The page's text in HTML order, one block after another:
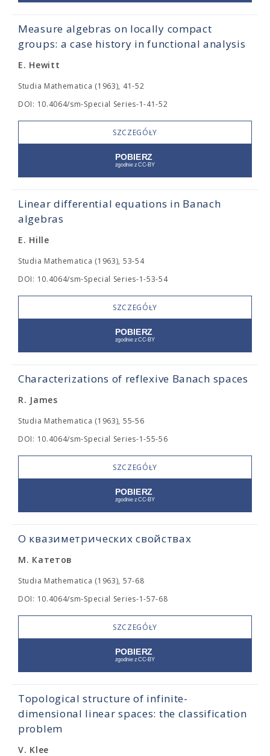
Measure algebras on locally compact
groups: a case history in functional analysis
E. Hewitt
Studia Mathematica (1963), 41-52
DOI: 10.4064/sm-Special Series-1-41-52
SZCZEGÓŁY
Linear differential equations in Banach
algebras
E. Hille
Studia Mathematica (1963), 53-54
DOI: 10.4064/sm-Special Series-1-53-54
SZCZEGÓŁY
Characterizations of reflexive Banach spaces
R. James
Studia Mathematica (1963), 55-56
DOI: 10.4064/sm-Special Series-1-55-56
SZCZEGÓŁY
О квазиметрических свойствах
М. Катетов
Studia Mathematica (1963), 57-68
DOI: 10.4064/sm-Special Series-1-57-68
SZCZEGÓŁY
Topological structure of infinite-
dimensional linear spaces: the classification
problem
V. Klee